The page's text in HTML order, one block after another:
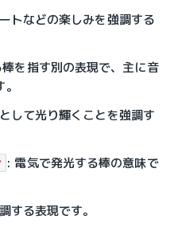
トなどの楽しみを強調する
を指す別の表現で、主に音
して光り輝くことを強調す
: 電気で発光する棒の意味で
する表現です。